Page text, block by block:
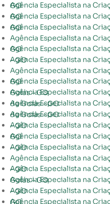
Agência Especialista na Criação de Site em Aragoiânia – GO
Agência Especialista na Criação de Site em Araguapaz – GO
Agência Especialista na Criação de Site em Arenópolis – GO
Agência Especialista na
Agência Especialista na Criação de Site em Aurilândia – GO
Agência Especialista na Criação de Site em Avelinópolis – GO
Agência Especialista na
Agência Especialista na Criação de Site em Barro Alto – GO
Agência Especialista na Criação de Site em Bela Vista de Goiás – GO
Agência Especialista na Criação de Site em Bom Jardim de Goiás – GO
Agência Especialista na Criação de Site em Bom Jesus de Goiás – GO
Agência Especialista na Criação de Site em Bonfinópolis – GO
Agência Especialista na Criação de Site em Bonópolis – GO
Agência Especialista na Criação de Site em Brazabrantes – GO
Agência Especialista na
Agência Especialista na Criação de Site em Buriti Alegre – GO
Agência Especialista na Criação de Site em Buriti de Goiás – GO
Agência Especialista na Criação de Site em Buritinópolis – GO
Agência Especialista na Criação de Site em Cabeceiras – GO